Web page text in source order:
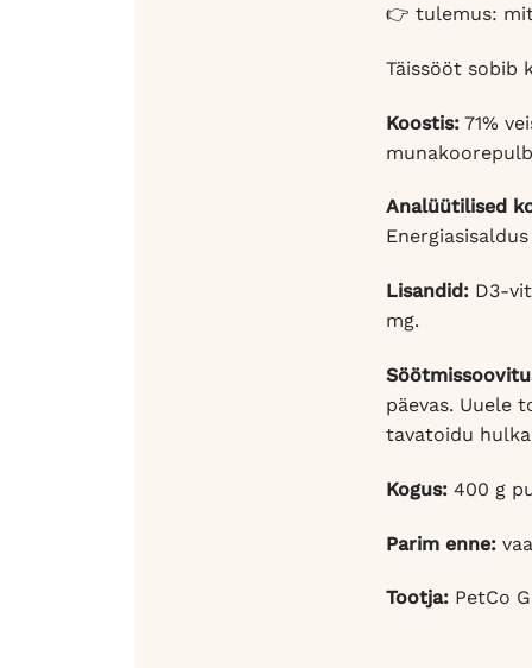
👉 tulemus:
Täissööt sobib
Koostis: 71%
Analüütilised
Lisandid: D3-
mg.
päevas. Uuele
tavatoidu
Kogus: 400 g
Parim enne:
Tootja: PetCo